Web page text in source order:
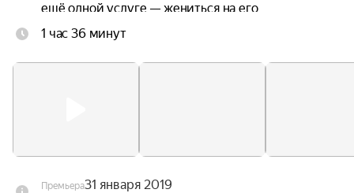
ещё одной услуге — жениться на его
аргентинской любовнице, чтобы та смогла
выбирать — пойти на сделку с совестью или
1 час 36 минут
Премьера31 января 2019